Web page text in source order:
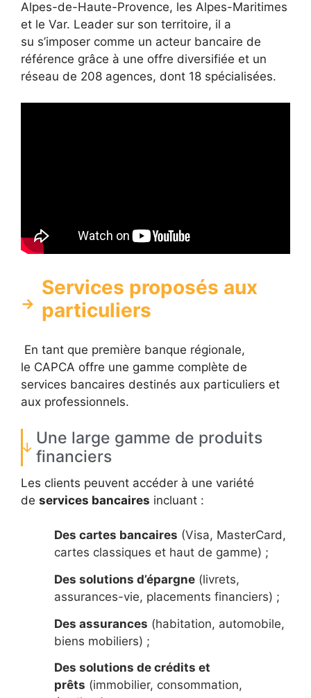
Alpes-de-Haute-Provence, les Alpes-Maritimes
et le Var. Leader sur son territoire, il a
su s’imposer comme un acteur bancaire de
référence grâce à une offre diversifiée et un
réseau de 208 agences, dont 18 spécialisées.
Services proposés aux
particuliers
En tant que première banque régionale,
le CAPCA offre une gamme complète de
services bancaires destinés aux particuliers et
aux professionnels.
Une large gamme de produits
financiers
Les clients peuvent accéder à une variété
de services bancaires incluant :
Des cartes bancaires (Visa, MasterCard,
cartes classiques et haut de gamme) ;
Des solutions d’épargne (livrets,
assurances-vie, placements financiers) ;
Des assurances (habitation, automobile,
biens mobiliers) ;
Des solutions de crédits et
prêts (immobilier, consommation,